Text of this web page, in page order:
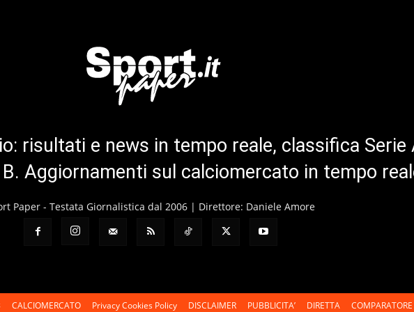
risultati e news in tempo reale, classifica Serie
Aggiornamenti sul calciomercato in tempo
Paper - Testata Giornalistica dal 2006 | Direttore: Daniele Amore
CALCIOMERCATO Privacy Cookies Policy DISCLAIMER PUBBLICITA’ DIRETTA